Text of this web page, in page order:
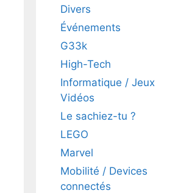
Divers
Événements
G33k
High-Tech
Informatique / Jeux
Vidéos
Le sachiez-tu ?
LEGO
Marvel
Mobilité / Devices
connectés